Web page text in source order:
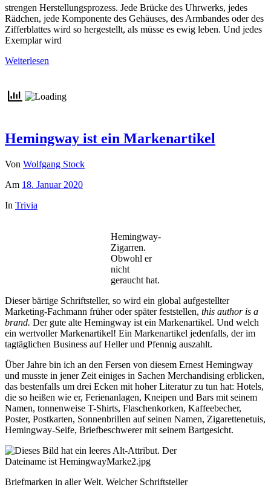
strengen Herstellungsprozess. Jede Brücke des Uhrwerks, jedes
Rädchen, jede Komponente des Gehäuses, des Armbandes oder des
Zifferblattes wird so hergestellt, als müsse es ewig leben. Und jedes
Exemplar wird
Weiterlesen
Hemingway ist ein Markenartikel
Von Wolfgang Stock
Am 18. Januar 2020
In Trivia
Hemingway-
Zigarren.
Obwohl er
nicht
geraucht hat.
Dieser bärtige Schriftsteller, so wird ein global aufgestellter
Marketing-Fachmann früher oder später feststellen, this author is a
brand. Der gute alte Hemingway ist ein Markenartikel. Und welch
ein wertvoller Markenartikel! Ein Markenartikel jedenfalls, der im
tagtäglichen Business auf Heller und Pfennig auszahlt.
Über Jahre bin ich an den Fersen von diesem Ernest Hemingway
und musste in jener Zeit einiges in Sachen Merchandising erblicken,
das bestenfalls um drei Ecken mit hoher Literatur zu tun hat: Hotels,
die so heißen wie er, Ferienanlagen, Kneipen und Bars mit seinem
Namen, tonnenweise T-Shirts, Flaschenkorken, Kaffeebecher,
Poster, Postkarten, Sonnenbrillen auf seinen Namen, Zigarettenetuis,
Hemingway-Seife, Briefbeschwerer mit seinem Bartgesicht.
Briefmarken in aller Welt. Welcher Schriftsteller